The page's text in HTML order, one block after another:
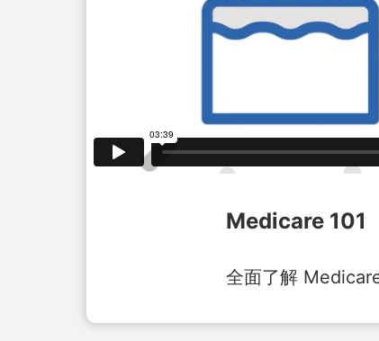
Medicare 101
全面了解